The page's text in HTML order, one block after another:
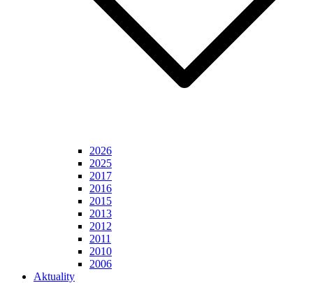
2026
2025
2017
2016
2015
2013
2012
2011
2010
2006
Aktuality